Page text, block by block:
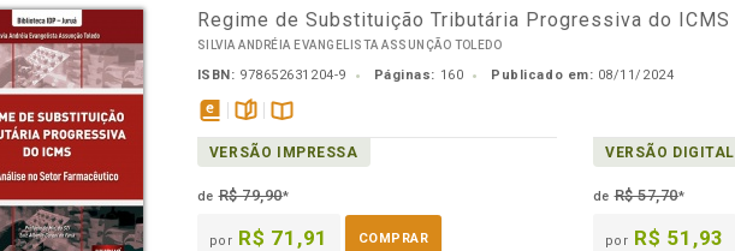
Regime de Substituição Tributária Progressiva do ICMS
SILVIA ANDRÉIA EVANGELISTA ASSUNÇÃO TOLEDO
ISBN: 978652631204-9 Páginas: 160 Publicado em: 08/11/2024
disponível
em
páginasDisponível
na
VERSÃO IMPRESSA
deR$ 79,90*
por R$ 71,91 COMPRAR
VERSÃO DIGITAL
deR$ 57,70*
por R$ 51,93